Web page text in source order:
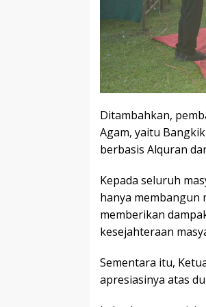
Ditambahkan,
Agam, yaitu
berbasis Alquran
Kepada seluruh
hanya membangun
memberikan
kesejahteraan
Sementara itu,
apresiasinya atas